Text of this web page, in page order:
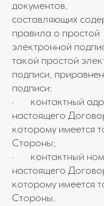
документов,
составляющих
правила о простой
электронной
такой простой
подписи,
подписи:
· контактный
настоящего
которому имеется
Стороны;
· контактный
настоящего
которому имеется
Стороны.